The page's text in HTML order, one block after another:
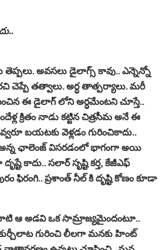
తెప్ప‌లు. అవ‌స‌లు డైలాగ్స్ కావు.. ఎన్నెన్నో
చెప్పే త‌త్వాలు. అర్ధ తాత్ప‌ర్యాలు. మ‌రీ
ఈ డైలాగ్ లోని అర్ధమేంట‌ని చూస్తే..
క్రితం నాడు క‌ట్టిన చిత్ర‌సీమ‌ అనే ఈ
బయ‌ట‌కు వెళ్ల‌డం గురించికాదు..
అన్న ఛాలెంజ్ విస‌ర‌డంలో భాగంగా అయి
కాదు.. స‌లార్ సృష్టి క‌ర్త‌, కేజీఎఫ్
ఫిరంగి.. ప్ర‌శాంత్ నీల్ కి దృష్టి కోణం కూడా
ఆ అడ‌వి ఒక సామ్రాజ్య‌మైందంటూ..
గురించి లీల‌గా మ‌న‌కు హింట్